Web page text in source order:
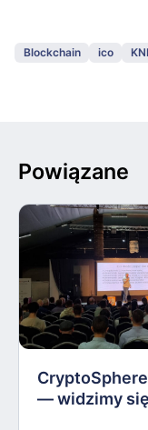
Blockchain ico
Powiązane
— widzimy